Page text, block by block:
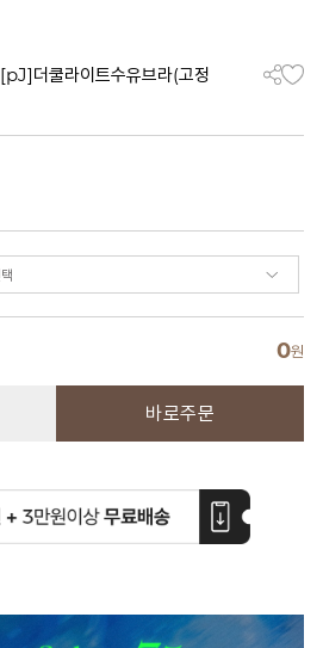
[pJ]더쿨라이트수유브라(고정
0원
바로주문